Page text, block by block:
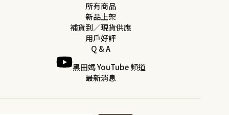
所有商品
新品上架
補貨到／現貨供應
用戶好評
Q & A
黑田媽 YouTube 頻道
最新消息